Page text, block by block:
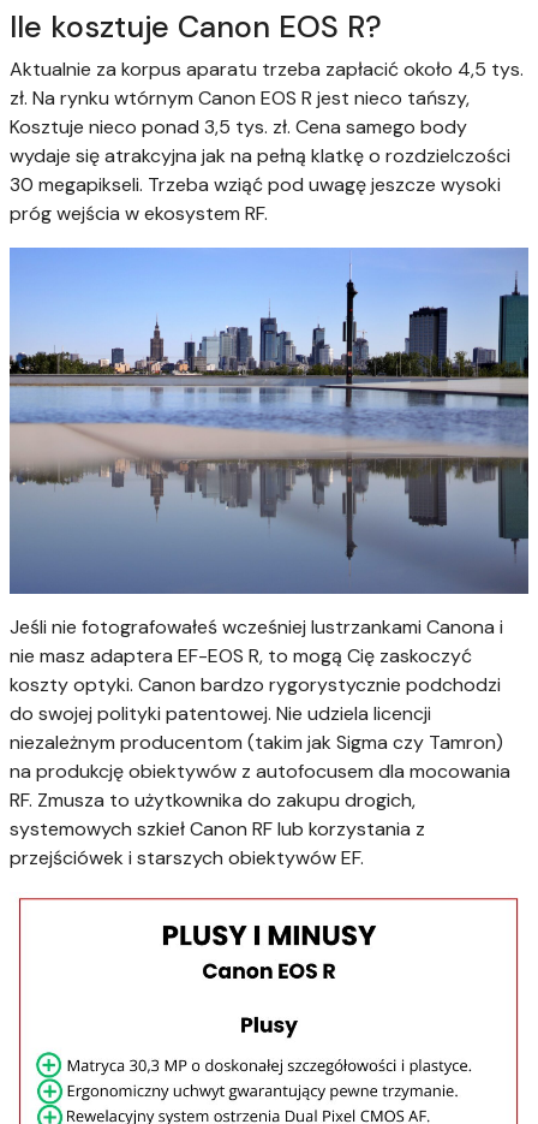
Ile kosztuje Canon EOS R?
Aktualnie za korpus aparatu trzeba zapłacić około 4,5 tys.
zł. Na rynku wtórnym Canon EOS R jest nieco tańszy,
Kosztuje nieco ponad 3,5 tys. zł. Cena samego body
wydaje się atrakcyjna jak na pełną klatkę o rozdzielczości
30 megapikseli. Trzeba wziąć pod uwagę jeszcze wysoki
próg wejścia w ekosystem RF.
Jeśli nie fotografowałeś wcześniej lustrzankami Canona i
nie masz adaptera EF-EOS R, to mogą Cię zaskoczyć
koszty optyki. Canon bardzo rygorystycznie podchodzi
do swojej polityki patentowej. Nie udziela licencji
niezależnym producentom (takim jak Sigma czy Tamron)
na produkcję obiektywów z autofocusem dla mocowania
RF. Zmusza to użytkownika do zakupu drogich,
systemowych szkieł Canon RF lub korzystania z
przejściówek i starszych obiektywów EF.